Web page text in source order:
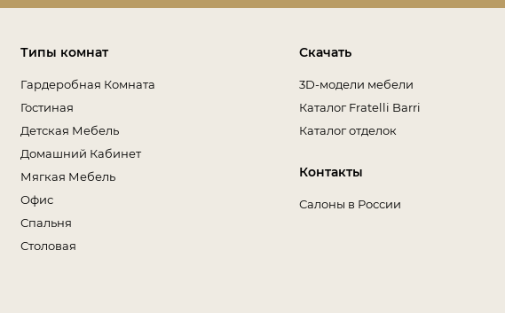
Типы комнат
Гардеробная Комната
Гостиная
Детская Мебель
Домашний Кабинет
Мягкая Мебель
Офис
Спальня
Столовая
Скачать
3D-модели мебели
Каталог Fratelli Barri
Каталог отделок
Контакты
Салоны в России